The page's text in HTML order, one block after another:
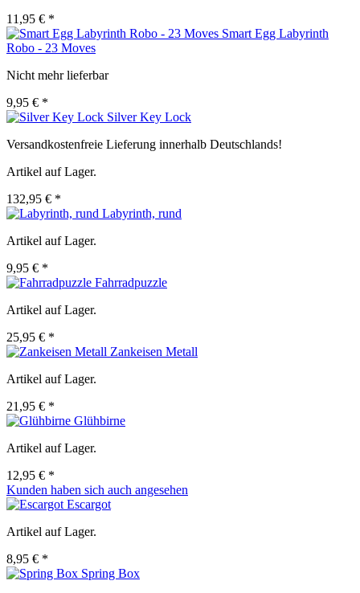
11,95 € *
Smart Egg Labyrinth
Robo - 23 Moves
Nicht mehr lieferbar
9,95 € *
Silver Key Lock
Versandkostenfreie Lieferung innerhalb Deutschlands!
Artikel auf Lager.
132,95 € *
Labyrinth, rund
Artikel auf Lager.
9,95 € *
Fahrradpuzzle
Artikel auf Lager.
25,95 € *
Zankeisen Metall
Artikel auf Lager.
21,95 € *
Glühbirne
Artikel auf Lager.
12,95 € *
Kunden haben sich auch angesehen
Escargot
Artikel auf Lager.
8,95 € *
Spring Box